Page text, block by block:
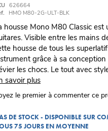
626664
HMO M80-2G-ULT-BLK
housse Mono M80 Classic
Visible entre les mains
housse de tous les
grâce à sa
les chocs. Le tout avec
savoir plus
le premier à commenter ce
DE STOCK - DISPONIBLE SUR
75 JOURS EN MOYENNE